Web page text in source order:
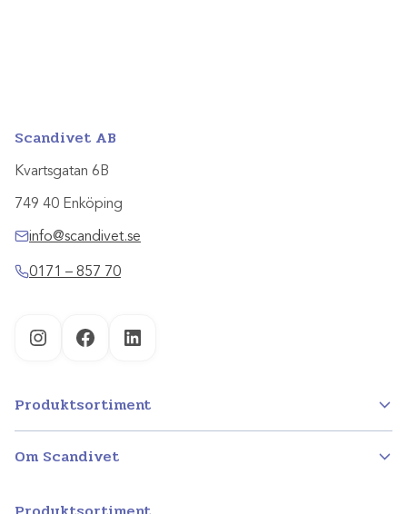
Scandivet AB
Kvartsgatan 6B
749 40 Enköping
info@scandivet.se
0171 – 857 70
InstagramFacebookLinkedIn
Produktsortiment
Om Scandivet